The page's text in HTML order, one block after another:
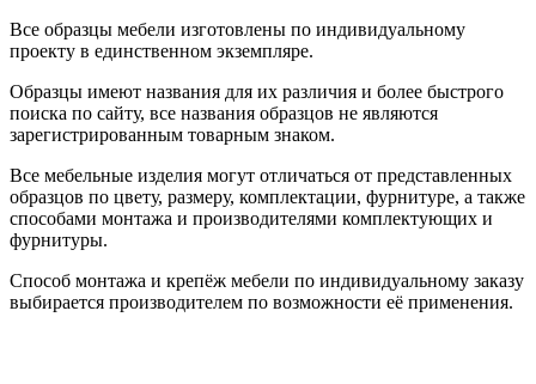
Все образцы мебели изготовлены по индивидуальному
проекту в единственном экземпляре.
Образцы имеют названия для их различия и более быстрого
поиска по сайту, все названия образцов не являются
зарегистрированным товарным знаком.
Все мебельные изделия могут отличаться от представленных
образцов по цвету, размеру, комплектации, фурнитуре, а также
способами монтажа и производителями комплектующих и
фурнитуры.
Способ монтажа и крепёж мебели по индивидуальному заказу
выбирается производителем по возможности её применения.